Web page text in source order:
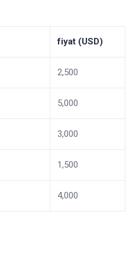
fiyat (USD)
2,500
5,000
3,000
1,500
4,000